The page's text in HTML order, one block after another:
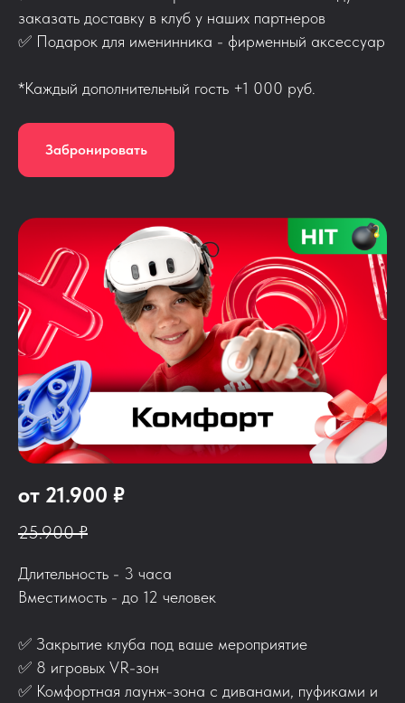
заказать доставку в клуб у наших партнеров
✅ Подарок для именинника - фирменный аксессуар
*Каждый дополнительный гость +1 000 руб.
Забронировать
от 21.900 ₽
25.900 ₽
Длительность - 3 часа
Вместимость - до 12 человек
✅ Закрытие клуба под ваше мероприятие
✅ 8 игровых VR-зон
✅ Комфортная лаунж-зона с диванами, пуфиками и